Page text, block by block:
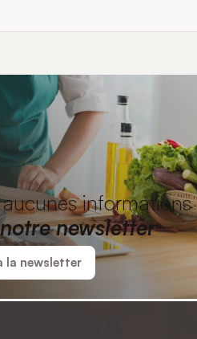
informations
newsletter
la newsletter